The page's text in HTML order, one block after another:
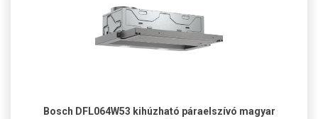
Bosch DFL064W53 kihúzható páraelszívó magyar